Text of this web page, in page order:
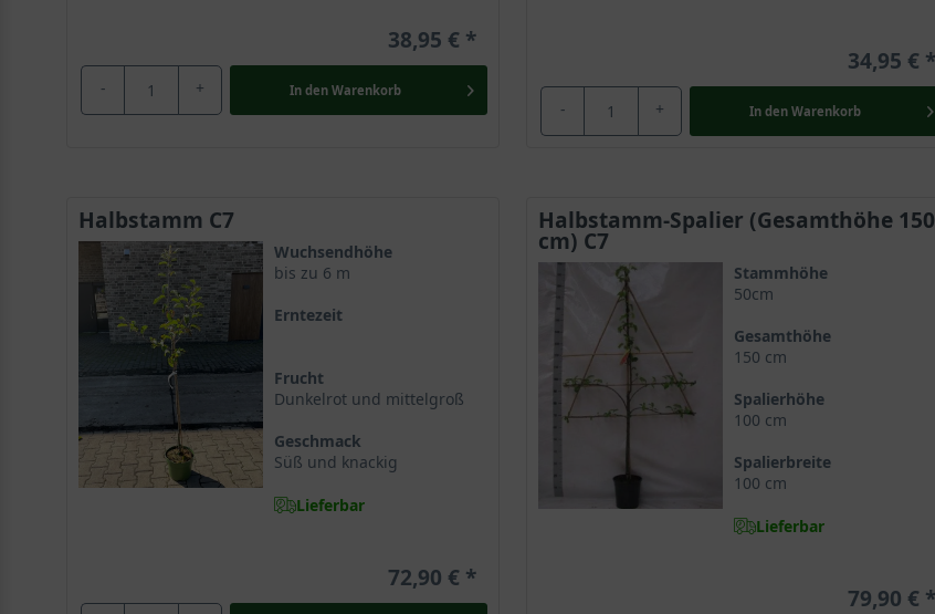
38,95 €
- + In den Warenkorb
34,95 €
- + In den Warenkorb
Halbstamm C7
Wuchsendhöhe
bis zu 6 m
Erntezeit
Frucht
Dunkelrot und mittelgroß
Geschmack
Süß und knackig
Lieferbar
72,90 €
Halbstamm-Spalier (Gesamthöhe 150
cm) C7
Stammhöhe
50cm
Gesamthöhe
150 cm
Spalierhöhe
100 cm
Spalierbreite
100 cm
Lieferbar
79,90 €